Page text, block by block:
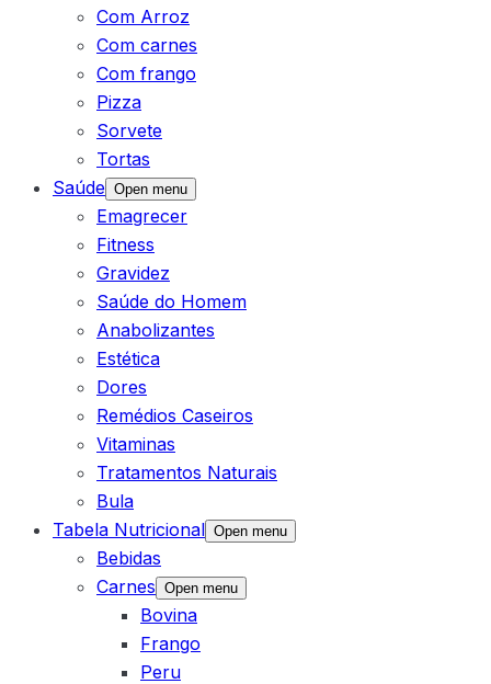
Com Arroz
Com carnes
Com frango
Pizza
Sorvete
Tortas
Saúde Open menu
Emagrecer
Fitness
Gravidez
Saúde do Homem
Anabolizantes
Estética
Dores
Remédios Caseiros
Vitaminas
Tratamentos Naturais
Bula
Tabela Nutricional Open menu
Bebidas
Carnes Open menu
Bovina
Frango
Peru